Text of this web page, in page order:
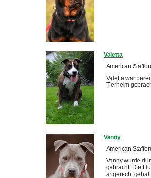
Valetta
American
Valetta war
Tierheim
Vanny
American
Vanny wurde
gebracht. Die
artgerecht